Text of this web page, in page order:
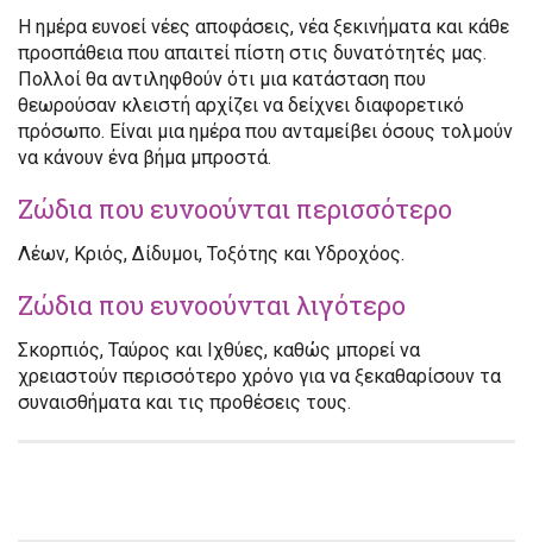
Η ημέρα ευνοεί νέες αποφάσεις, νέα ξεκινήματα και κάθε
προσπάθεια που απαιτεί πίστη στις δυνατότητές μας.
Πολλοί θα αντιληφθούν ότι μια κατάσταση που
θεωρούσαν κλειστή αρχίζει να δείχνει διαφορετικό
πρόσωπο. Είναι μια ημέρα που ανταμείβει όσους τολμούν
να κάνουν ένα βήμα μπροστά.
Ζώδια που ευνοούνται περισσότερο
Λέων, Κριός, Δίδυμοι, Τοξότης και Υδροχόος.
Ζώδια που ευνοούνται λιγότερο
Σκορπιός, Ταύρος και Ιχθύες, καθώς μπορεί να
χρειαστούν περισσότερο χρόνο για να ξεκαθαρίσουν τα
συναισθήματα και τις προθέσεις τους.